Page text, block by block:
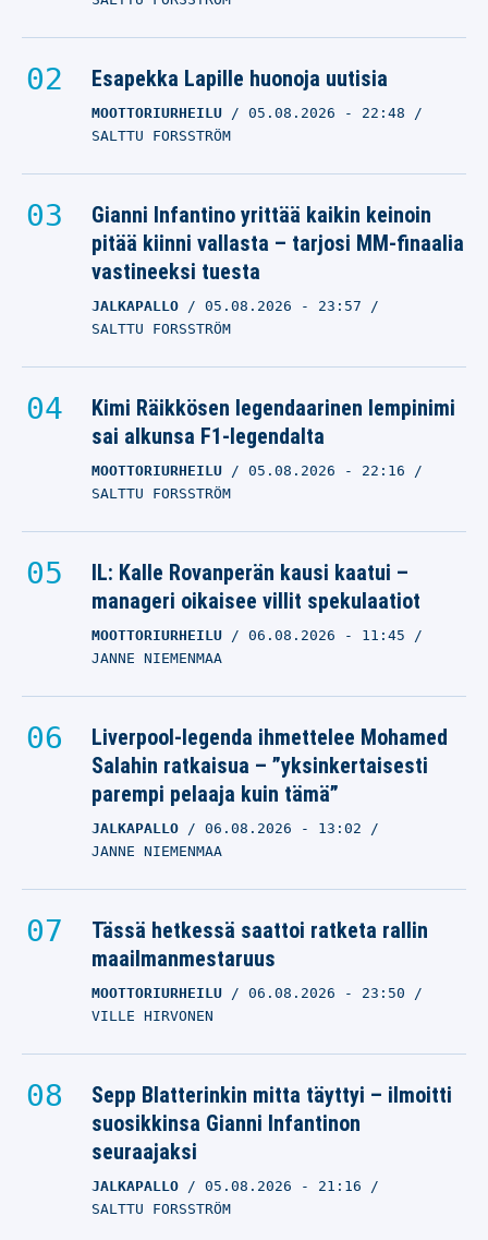
Esapekka Lapille huonoja uutisia
MOOTTORIURHEILU 05.08.2026 - 22:48
SALTTU FORSSTRÖM
Gianni Infantino yrittää kaikin keinoin
pitää kiinni vallasta – tarjosi MM-finaalia
vastineeksi tuesta
JALKAPALLO 05.08.2026 - 23:57
SALTTU FORSSTRÖM
Kimi Räikkösen legendaarinen lempinimi
sai alkunsa F1-legendalta
MOOTTORIURHEILU 05.08.2026 - 22:16
SALTTU FORSSTRÖM
IL: Kalle Rovanperän kausi kaatui –
manageri oikaisee villit spekulaatiot
MOOTTORIURHEILU 06.08.2026 - 11:45
JANNE NIEMENMAA
Liverpool-legenda ihmettelee Mohamed
Salahin ratkaisua – ”yksinkertaisesti
parempi pelaaja kuin tämä”
JALKAPALLO 06.08.2026 - 13:02
JANNE NIEMENMAA
Tässä hetkessä saattoi ratketa rallin
maailmanmestaruus
MOOTTORIURHEILU 06.08.2026 - 23:50
VILLE HIRVONEN
Sepp Blatterinkin mitta täyttyi – ilmoitti
suosikkinsa Gianni Infantinon
seuraajaksi
JALKAPALLO 05.08.2026 - 21:16
SALTTU FORSSTRÖM